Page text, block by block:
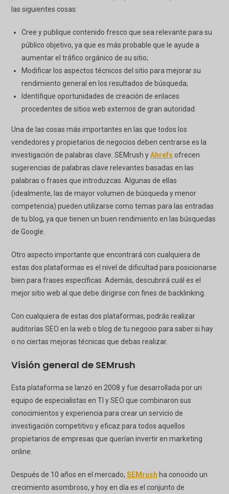
las siguientes cosas:
Cree y publique contenido fresco que sea relevante para su
público objetivo, ya que es más probable que le ayude a
aumentar el tráfico orgánico de su sitio;
Modificar los aspectos técnicos del sitio para mejorar su
rendimiento general en los resultados de búsqueda;
Identifique oportunidades de creación de enlaces
procedentes de sitios web externos de gran autoridad.
Una de las cosas más importantes en las que todos los
vendedores y propietarios de negocios deben centrarse es la
investigación de palabras clave. SEMrush yAhrefs ofrecen
sugerencias de palabras clave relevantes basadas en las
palabras o frases que introduzcas. Algunas de ellas
(idealmente, las de mayor volumen de búsqueda y menor
competencia) pueden utilizarse como temas para las entradas
de tu blog, ya que tienen un buen rendimiento en las búsquedas
de Google.
Otro aspecto importante que encontrará con cualquiera de
estas dos plataformas es el nivel de dificultad para posicionarse
bien para frases específicas. Además, descubrirá cuál es el
mejor sitio web al que debe dirigirse con fines de backlinking.
Con cualquiera de estas dos plataformas, podrás realizar
auditorías SEO en la web o blog de tu negocio para saber si hay
o no ciertas mejoras técnicas que debas realizar.
Visión general de SEMrush
Esta plataforma se lanzó en 2008 y fue desarrollada por un
equipo de especialistas en TI y SEO que combinaron sus
conocimientos y experiencia para crear un servicio de
investigación competitivo y eficaz para todos aquellos
propietarios de empresas que querían invertir en marketing
online.
Después de 10 años en el mercado,SEMrush ha conocido un
crecimiento asombroso, y hoy en día es el conjunto de